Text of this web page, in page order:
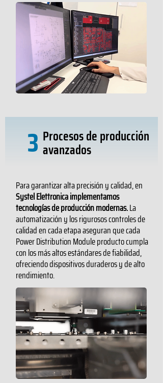
3 Procesos de producción
avanzados
Para garantizar alta precisión y calidad, en
Systel Elettronica implementamos
tecnologías de producción modernas.La
automatización y los rigurosos controles de
calidad en cada etapa aseguran que cada
Power Distribution Module producto cumpla
con los más altos estándares de fiabilidad,
ofreciendo dispositivos duraderos y de alto
rendimiento.